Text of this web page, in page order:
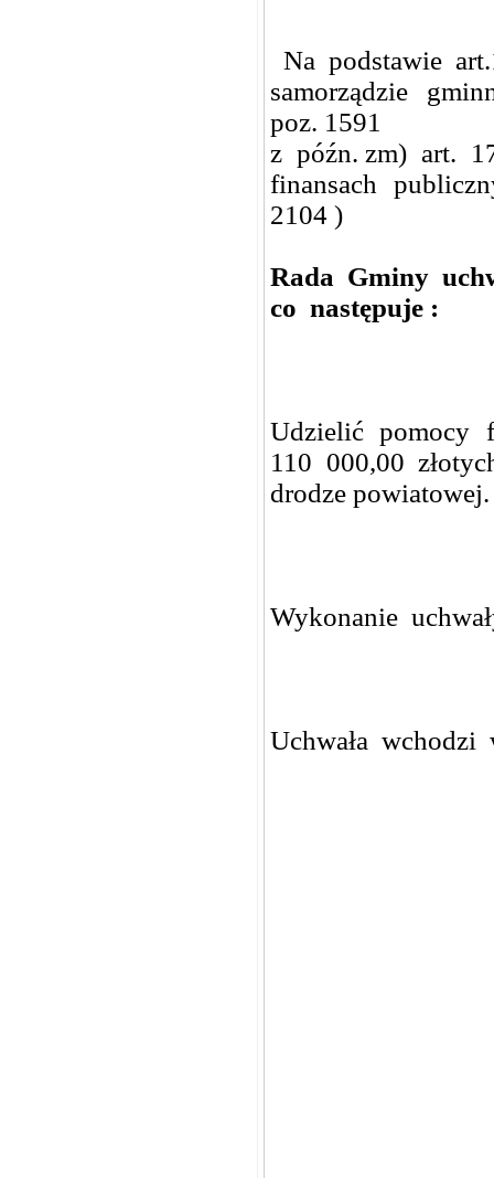
Na podstawie
samorządzie
poz. 1591
z późn. zm) art.
finansach
2104 )
Rada Gminy
co następuje :
Udzielić pomocy
110 000,00
drodze powiatowej.
Wykonanie
Uchwała